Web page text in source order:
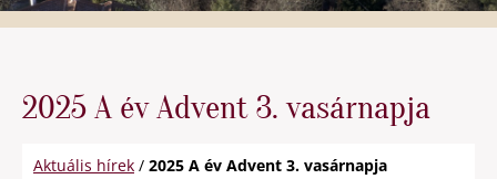
2025 A év Advent 3. vasárnapja
Aktuális hírek / 2025 A év Advent 3. vasárnapja